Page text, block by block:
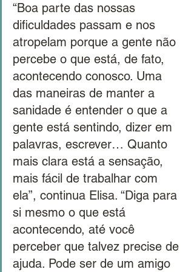
“Boa parte das nossas
dificuldades passam e nos
atropelam porque a gente não
percebe o que está, de fato,
acontecendo conosco. Uma
das maneiras de manter a
sanidade é entender o que a
gente está sentindo, dizer em
palavras, escrever… Quanto
mais clara está a sensação,
mais fácil de trabalhar com
ela”, continua Elisa. “Diga para
si mesmo o que está
acontecendo, até você
perceber que talvez precise de
ajuda. Pode ser de um amigo